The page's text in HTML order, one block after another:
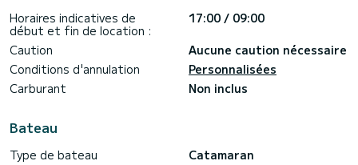
directement par SamBoat. Vous obtiendrez les meilleurs prix
Horaires indicatives de
début et fin de location :
17:00 / 09:00
Caution
Aucune caution nécessaire
Conditions d'annulation
Personnalisées
Carburant
Non inclus
Bateau
Type de bateau
Catamaran